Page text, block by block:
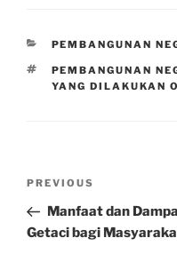
CATEGORIES
PEMBANGUNAN
TAGS
PEMBANGUNAN
YANG DILAKUKAN
Previous
Post
PREVIOUS
Manfaat dan
Getaci bagi